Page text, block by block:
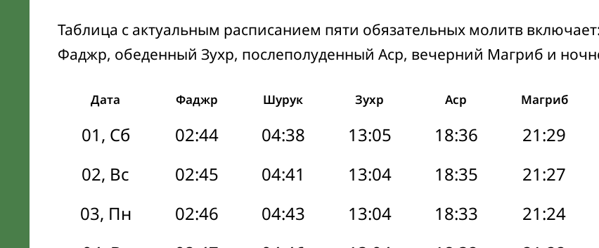
Таблица с актуальным расписанием пяти обязательных молитв
Фаджр, обеденный Зухр, послеполуденный Аср, вечерний Магриб и
Дата Фаджр Шурук Зухр Аср Магриб
01, Сб 02:44 04:38 13:05 18:36 21:29
02, Вс
02:45 04:41 13:04 18:35 21:27
03, Пн
02:46 04:43 13:04 18:33 21:24